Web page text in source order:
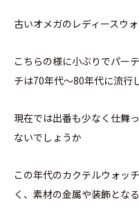
古いオメガのレディースウ
こちらの様に小ぶりでパー
チは70年代～80年代に流行
現在では出番も少なく仕舞
ないでしょうか
この年代のカクテルウォッ
く、素材の金属や装飾となる